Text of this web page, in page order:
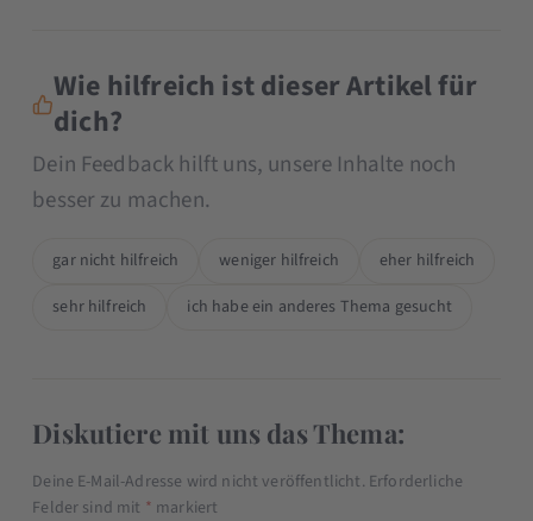
Wie hilfreich ist dieser Artikel für
dich?
Dein Feedback hilft uns, unsere Inhalte noch
besser zu machen.
gar nicht hilfreich weniger hilfreich
eher hilfreich
sehr hilfreich
ich habe ein anderes Thema gesucht
Diskutiere mit uns das Thema:
Deine E-Mail-Adresse wird nicht veröffentlicht. Erforderliche
Felder sind mit * markiert